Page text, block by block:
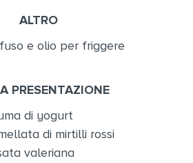
ALTRO
e olio per friggere
PRESENTAZIONE
di yogurt
di mirtilli rossi
valeriana